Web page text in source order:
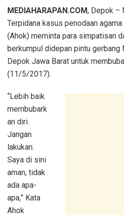
MEDIAHARAPAN.COM, Depok –
Terpidana kasus penodaan
(Ahok) meminta para simpatisan
berkumpul didepan pintu gerbang
Depok Jawa Barat untuk
(11/5/2017).
“Lebih baik
membubark
an diri.
Jangan
lakukan.
Saya di sini
aman, tidak
ada apa-
apa,” Kata
Ahok